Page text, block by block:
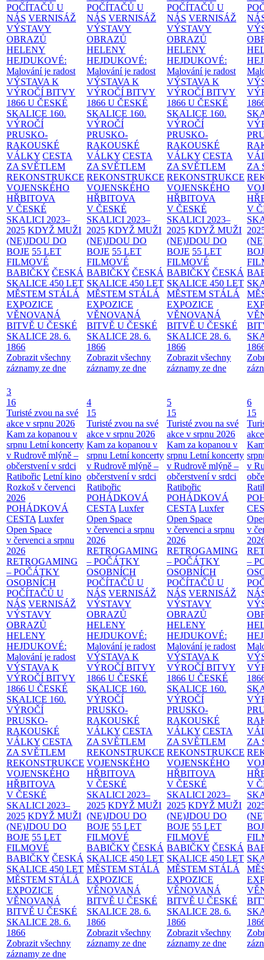
POČÍTAČŮ U
NÁS VERNISÁŽ
VÝSTAVY
OBRAZŮ
HELENY
HEJDUKOVÉ:
Malování je radost
VÝSTAVA K
VÝROČÍ BITVY
1866 U ČESKÉ
SKALICE 160.
VÝROČÍ
PRUSKO-
RAKOUSKÉ
VÁLKY CESTA
ZA SVĚTLEM
REKONSTRUKCE
VOJENSKÉHO
HŘBITOVA
V ČESKÉ
SKALICI 2023–
2025 KDYŽ MUŽI
(NE)JDOU DO
BOJE 55 LET
FILMOVÉ
BABIČKY ČESKÁ
SKALICE 450 LET
MĚSTEM STÁLÁ
EXPOZICE
VĚNOVANÁ
BITVĚ U ČESKÉ
SKALICE 28. 6.
1866
Zobrazit všechny
záznamy ze dne
POČÍTAČŮ U
NÁS VERNISÁŽ
VÝSTAVY
OBRAZŮ
HELENY
HEJDUKOVÉ:
Malování je radost
VÝSTAVA K
VÝROČÍ BITVY
1866 U ČESKÉ
SKALICE 160.
VÝROČÍ
PRUSKO-
RAKOUSKÉ
VÁLKY CESTA
ZA SVĚTLEM
REKONSTRUKCE
VOJENSKÉHO
HŘBITOVA
V ČESKÉ
SKALICI 2023–
2025 KDYŽ MUŽI
(NE)JDOU DO
BOJE 55 LET
FILMOVÉ
BABIČKY ČESKÁ
SKALICE 450 LET
MĚSTEM STÁLÁ
EXPOZICE
VĚNOVANÁ
BITVĚ U ČESKÉ
SKALICE 28. 6.
1866
Zobrazit všechny
záznamy ze dne
POČÍTAČŮ U
NÁS VERNISÁŽ
VÝSTAVY
OBRAZŮ
HELENY
HEJDUKOVÉ:
Malování je radost
VÝSTAVA K
VÝROČÍ BITVY
1866 U ČESKÉ
SKALICE 160.
VÝROČÍ
PRUSKO-
RAKOUSKÉ
VÁLKY CESTA
ZA SVĚTLEM
REKONSTRUKCE
VOJENSKÉHO
HŘBITOVA
V ČESKÉ
SKALICI 2023–
2025 KDYŽ MUŽI
(NE)JDOU DO
BOJE 55 LET
FILMOVÉ
BABIČKY ČESKÁ
SKALICE 450 LET
MĚSTEM STÁLÁ
EXPOZICE
VĚNOVANÁ
BITVĚ U ČESKÉ
SKALICE 28. 6.
1866
Zobrazit všechny
záznamy ze dne
ZA
V
3
16
Turisté zvou na své
akce v srpnu 2026
Kam za kopanou v
srpnu Letní koncerty
v Rudrově mlýně –
občerstvení v srdci
Ratibořic Letní kino
Rozkoš v červenci
2026
POHÁDKOVÁ
CESTA Luxfer
Open Space
v červenci a srpnu
2026
RETROGAMING
– POČÁTKY
OSOBNÍCH
POČÍTAČŮ U
NÁS VERNISÁŽ
VÝSTAVY
OBRAZŮ
HELENY
HEJDUKOVÉ:
Malování je radost
VÝSTAVA K
VÝROČÍ BITVY
1866 U ČESKÉ
SKALICE 160.
VÝROČÍ
PRUSKO-
RAKOUSKÉ
VÁLKY CESTA
ZA SVĚTLEM
REKONSTRUKCE
VOJENSKÉHO
HŘBITOVA
V ČESKÉ
SKALICI 2023–
2025 KDYŽ MUŽI
(NE)JDOU DO
BOJE 55 LET
FILMOVÉ
BABIČKY ČESKÁ
SKALICE 450 LET
MĚSTEM STÁLÁ
EXPOZICE
VĚNOVANÁ
BITVĚ U ČESKÉ
SKALICE 28. 6.
1866
Zobrazit všechny
záznamy ze dne
4
15
Turisté zvou na své
akce v srpnu 2026
Kam za kopanou v
srpnu Letní koncerty
v Rudrově mlýně –
občerstvení v srdci
Ratibořic
POHÁDKOVÁ
CESTA Luxfer
Open Space
v červenci a srpnu
2026
RETROGAMING
– POČÁTKY
OSOBNÍCH
POČÍTAČŮ U
NÁS VERNISÁŽ
VÝSTAVY
OBRAZŮ
HELENY
HEJDUKOVÉ:
Malování je radost
VÝSTAVA K
VÝROČÍ BITVY
1866 U ČESKÉ
SKALICE 160.
VÝROČÍ
PRUSKO-
RAKOUSKÉ
VÁLKY CESTA
ZA SVĚTLEM
REKONSTRUKCE
VOJENSKÉHO
HŘBITOVA
V ČESKÉ
SKALICI 2023–
2025 KDYŽ MUŽI
(NE)JDOU DO
BOJE 55 LET
FILMOVÉ
BABIČKY ČESKÁ
SKALICE 450 LET
MĚSTEM STÁLÁ
EXPOZICE
VĚNOVANÁ
BITVĚ U ČESKÉ
SKALICE 28. 6.
1866
Zobrazit všechny
záznamy ze dne
5
15
Turisté zvou na své
akce v srpnu 2026
Kam za kopanou v
srpnu Letní koncerty
v Rudrově mlýně –
občerstvení v srdci
Ratibořic
POHÁDKOVÁ
CESTA Luxfer
Open Space
v červenci a srpnu
2026
RETROGAMING
– POČÁTKY
OSOBNÍCH
POČÍTAČŮ U
NÁS VERNISÁŽ
VÝSTAVY
OBRAZŮ
HELENY
HEJDUKOVÉ:
Malování je radost
VÝSTAVA K
VÝROČÍ BITVY
1866 U ČESKÉ
SKALICE 160.
VÝROČÍ
PRUSKO-
RAKOUSKÉ
VÁLKY CESTA
ZA SVĚTLEM
REKONSTRUKCE
VOJENSKÉHO
HŘBITOVA
V ČESKÉ
SKALICI 2023–
2025 KDYŽ MUŽI
(NE)JDOU DO
BOJE 55 LET
FILMOVÉ
BABIČKY ČESKÁ
SKALICE 450 LET
MĚSTEM STÁLÁ
EXPOZICE
VĚNOVANÁ
BITVĚ U ČESKÉ
SKALICE 28. 6.
1866
Zobrazit všechny
záznamy ze dne
6
15
v
v
–
ZA
V